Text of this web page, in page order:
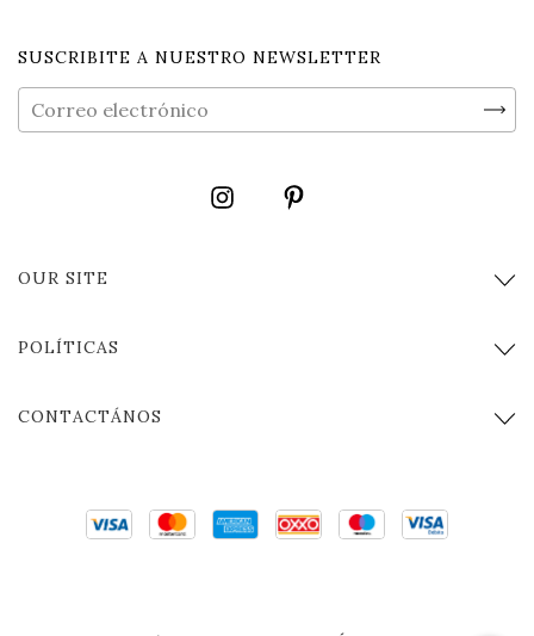
SUSCRIBITE A NUESTRO NEWSLETTER
OUR SITE
POLÍTICAS
CONTACTÁNOS